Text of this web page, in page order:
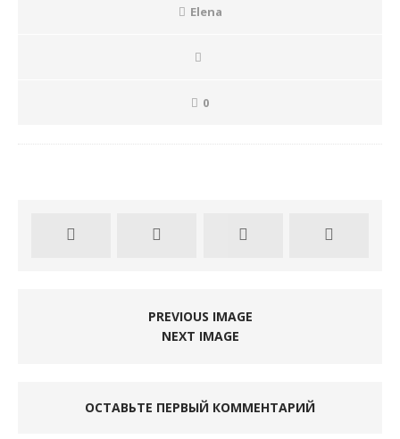
Elena
0
PREVIOUS IMAGE
NEXT IMAGE
ОСТАВЬТЕ ПЕРВЫЙ КОММЕНТАРИЙ